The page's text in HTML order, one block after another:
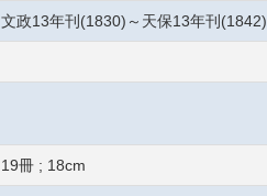
文政13年刊(1830)～天保13年刊(1842)
19冊 ; 18cm